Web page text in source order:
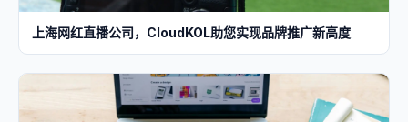
上海网红直播公司，CloudKOL助您实现品牌推广新高度